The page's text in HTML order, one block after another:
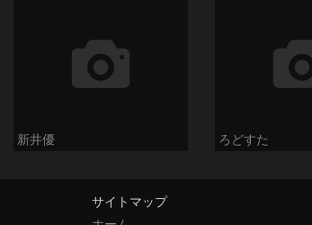
新井優 ろどすた
サイトマップ